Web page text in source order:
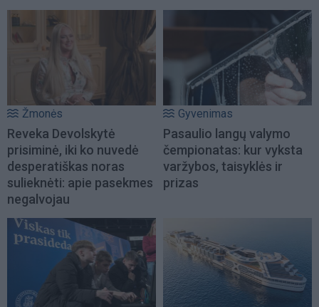
Žmonės
Reveka Devolskytė
prisiminė, iki ko nuvedė
desperatiškas noras
sulieknėti: apie pasekmes
negalvojau
Gyvenimas
Pasaulio langų valymo
čempionatas: kur vyksta
varžybos, taisyklės ir
prizas